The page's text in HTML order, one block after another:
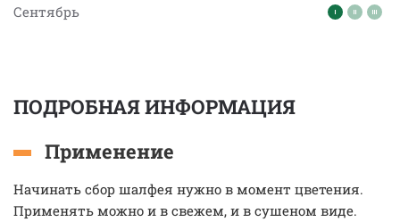
Сентябрь
ПОДРОБНАЯ ИНФОРМАЦИЯ
Применение
Начинать сбор шалфея нужно в момент цветения.
Применять можно и в свежем, и в сушеном виде.